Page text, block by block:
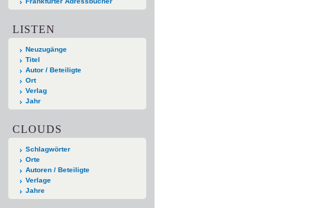
LISTEN
Neuzugänge
Titel
Autor / Beteiligte
Ort
Verlag
Jahr
CLOUDS
Schlagwörter
Orte
Autoren / Beteiligte
Verlage
Jahre